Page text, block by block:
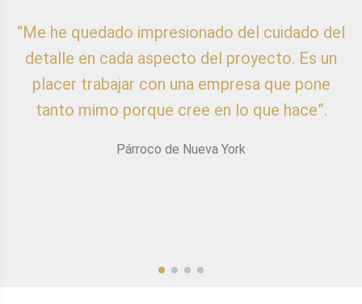
“Me he quedado impresionado del cuidado del
detalle en cada aspecto del proyecto. Es un
placer trabajar con una empresa que pone
tanto mimo porque cree en lo que hace”.
Párroco de Nueva York